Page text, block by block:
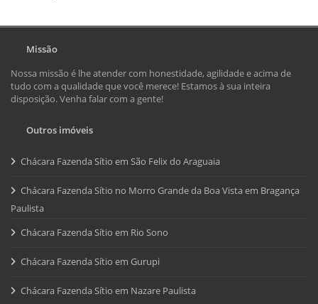
Missão
Nossa missão é lhe atender com honestidade, agilidade e acima de
tudo com a qualidade que você merece! Estamos à sua inteira
disposição. Venha falar com a gente!
Outros imóveis
Chácara Fazenda Sítio em São Felix do Araguaia
Chácara Fazenda Sítio no Morro Grande da Boa Vista em Bragança
Paulista
Chácara Fazenda Sítio em Rio Sono
Chácara Fazenda Sítio em Gurupi
Chácara Fazenda Sítio em Nazare Paulista